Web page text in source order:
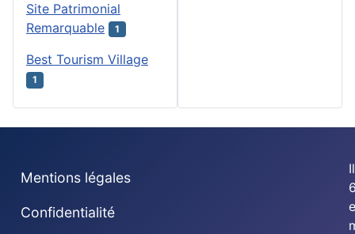
Site Patrimonial
Remarquable
1
Best Tourism Village
1
Mentions légales
Confidentialité